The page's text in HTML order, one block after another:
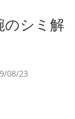
のシミ解
08/23